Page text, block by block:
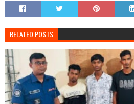
RELATED POSTS